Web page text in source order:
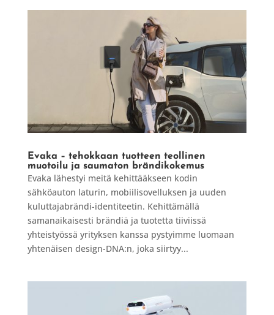
Evaka – tehokkaan tuotteen teollinen
muotoilu ja saumaton brändikokemus
Evaka lähestyi meitä kehittääkseen kodin
sähköauton laturin, mobiilisovelluksen ja uuden
kuluttajabrändi-identiteetin. Kehittämällä
samanaikaisesti brändiä ja tuotetta tiiviissä
yhteistyössä yrityksen kanssa pystyimme luomaan
yhtenäisen design-DNA:n, joka siirtyy...